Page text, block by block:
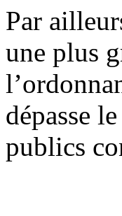
Par
une plus
dépasse
publics